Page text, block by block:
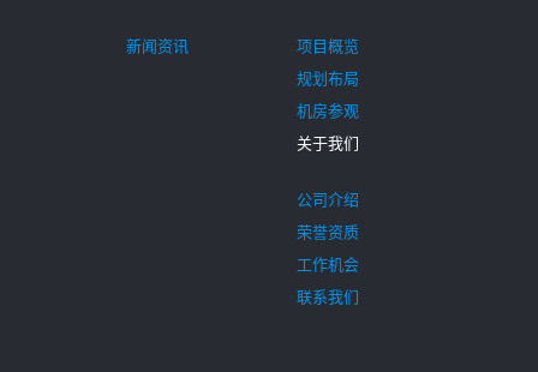
新闻资讯
项目概览
规划布局
机房参观
关于我们
公司介绍
荣誉资质
工作机会
联系我们